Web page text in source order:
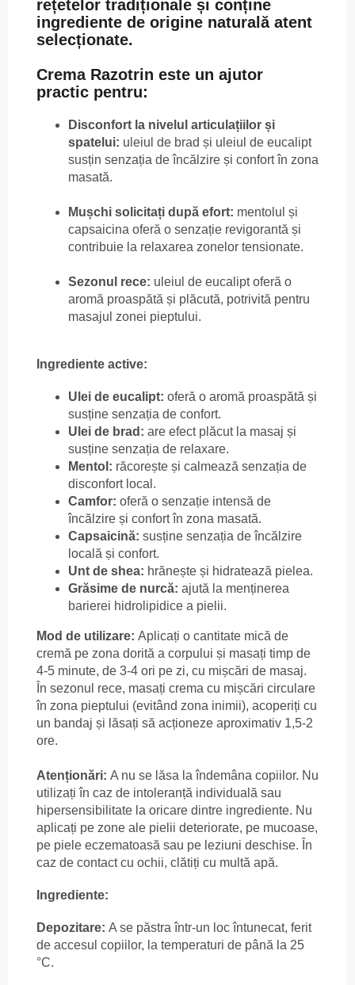
rețetelor tradiționale și conține
ingrediente de origine naturală atent
selecționate.
Crema Razotrin este un ajutor
practic pentru:
Disconfort la nivelul articulațiilor și
spatelui: uleiul de brad și uleiul de eucalipt
susțin senzația de încălzire și confort în zona
masată.
Mușchi solicitați după efort: mentolul și
capsaicina oferă o senzație revigorantă și
contribuie la relaxarea zonelor tensionate.
Sezonul rece: uleiul de eucalipt oferă o
aromă proaspătă și plăcută, potrivită pentru
masajul zonei pieptului.
Ingrediente active:
Ulei de eucalipt: oferă o aromă proaspătă și
susține senzația de confort.
Ulei de brad: are efect plăcut la masaj și
susține senzația de relaxare.
Mentol: răcorește și calmează senzația de
disconfort local.
Camfor: oferă o senzație intensă de
încălzire și confort în zona masată.
Capsaicină: susține senzația de încălzire
locală și confort.
Unt de shea: hrănește și hidratează pielea.
Grăsime de nurcă: ajută la menținerea
barierei hidrolipidice a pielii.
Mod de utilizare: Aplicați o cantitate mică de
cremă pe zona dorită a corpului și masați timp de
4-5 minute, de 3-4 ori pe zi, cu mișcări de masaj.
În sezonul rece, masați crema cu mișcări circulare
în zona pieptului (evitând zona inimii), acoperiți cu
un bandaj și lăsați să acționeze aproximativ 1,5-2
ore.
Atenționări: A nu se lăsa la îndemâna copiilor. Nu
utilizați în caz de intoleranță individuală sau
hipersensibilitate la oricare dintre ingrediente. Nu
aplicați pe zone ale pielii deteriorate, pe mucoase,
pe piele eczematoasă sau pe leziuni deschise. În
caz de contact cu ochii, clătiți cu multă apă.
Ingrediente:
Depozitare: A se păstra într-un loc întunecat, ferit
de accesul copiilor, la temperaturi de până la 25
°C.